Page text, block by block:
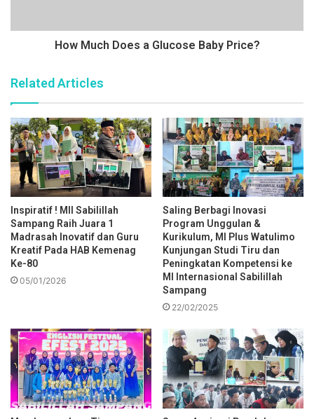
How Much Does a Glucose Baby Price?
Related Articles
Inspiratif ! MII Sabilillah
Sampang Raih Juara 1
Madrasah Inovatif dan Guru
Kreatif Pada HAB Kemenag
Ke-80
05/01/2026
Saling Berbagi Inovasi
Program Unggulan &
Kurikulum, MI Plus Watulimo
Kunjungan Studi Tiru dan
Peningkatan Kompetensi ke
MI Internasional Sabilillah
Sampang
22/02/2025